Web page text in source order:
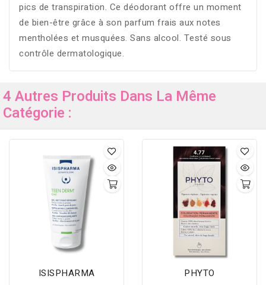
pics de transpiration. Ce déodorant offre un moment
de bien-être grâce à son parfum frais aux notes
mentholées et musquées. Sans alcool. Testé sous
contrôle dermatologique.
4 Autres Produits Dans La Même
Catégorie :
ISISPHARMA PHYTO